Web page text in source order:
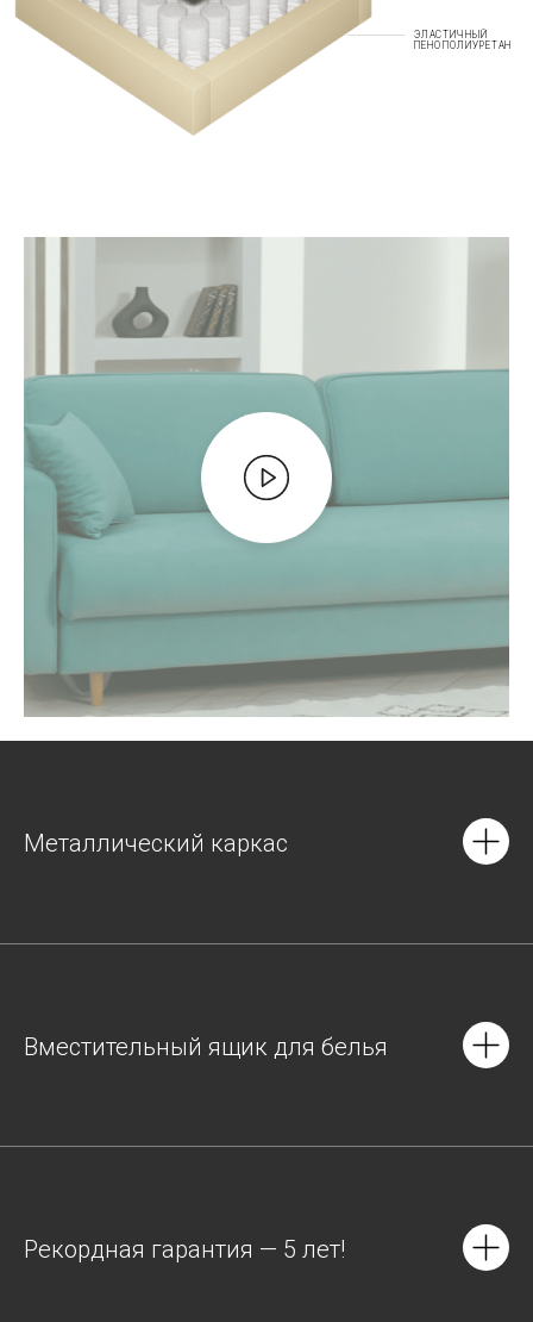
ЭЛАСТИЧНЫЙ
ПЕНОПОЛИУРЕТАН
Металлический каркас
Вместительный ящик для белья
Рекордная гарантия — 5 лет!